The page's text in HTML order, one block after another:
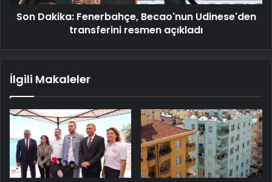
Son Dakika: Fenerbahçe, Becao'nun Udinese'den
transferini resmen açıkladı
İlgili Makaleler